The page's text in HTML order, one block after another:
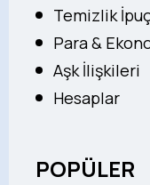
Temizlik
Para &
Aşk İlişkileri
Hesaplar
POPÜLER